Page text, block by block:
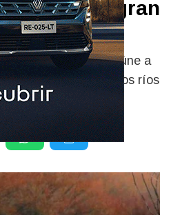
a una gran
dos décadas que reúne a
cuidado de uno de los ríos
Patagonia.